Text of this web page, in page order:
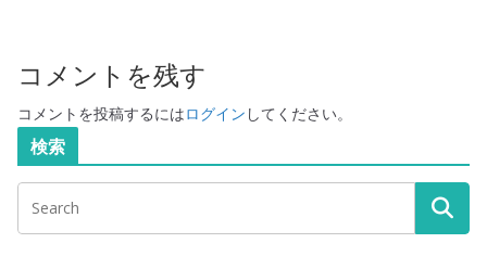
コメントを残す
コメントを投稿するにはログイン してください。
検索